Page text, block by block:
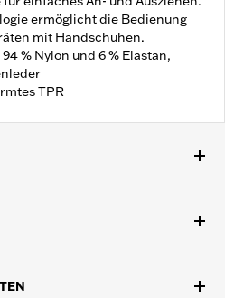
ermöglicht die Bedienung
mit Handschuhen.
% Nylon und 6 % Elastan,
TPR
Ergonomischer